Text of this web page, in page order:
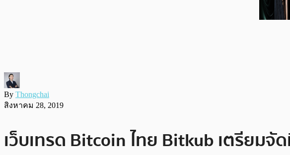
By Thongchai
สิงหาคม 28, 2019
เว็บเทรด Bitcoin ไทย Bitkub เตรียม